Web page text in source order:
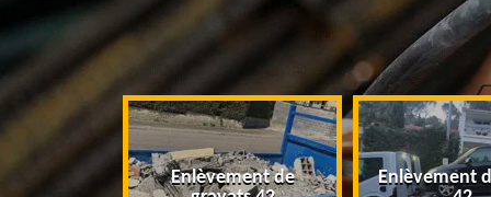
Enlèvement de
Enlèvement